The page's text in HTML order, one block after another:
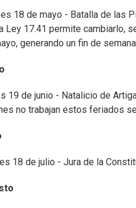
18 de mayo - Batalla de las
Ley 17.41 permite cambiarlo,
generando un fin de
19 de junio - Natalicio de
no trabajan estos feriados
18 de julio - Jura de la